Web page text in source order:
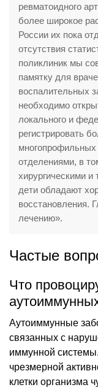
ревматоидного
более широкое
России их пока
отсутствия
поликлиник мы
памятку для
воспалительных
необходимо
локального и
регистрировать
отделениями, в
хирургическими
дети обладают
восстановления.
лечению».
Частые
Что
Аутоиммунные
связанных с
иммунной
чрезмерной
клетки организма